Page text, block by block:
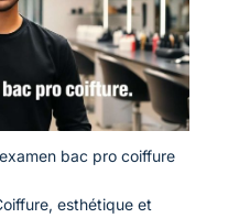
bac pro coiffure
esthétique et